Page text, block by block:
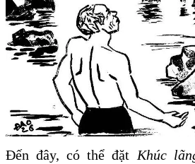
Đến đây, có thể đặt Khúc